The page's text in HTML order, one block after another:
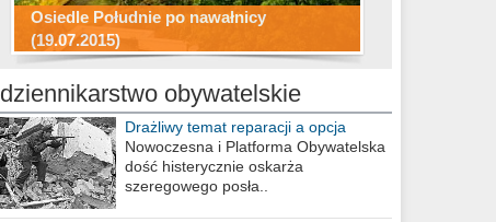
Osiedle Południe po nawałnicy
(19.07.2015)
Wizytówka Włocławka
polowanie wigilijne 2014
dziennikarstwo obywatelskie
Drażliwy temat reparacji a opcja
berlińska
Nowoczesna i Platforma Obywatelska
dość histerycznie oskarża
szeregowego posła..